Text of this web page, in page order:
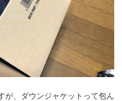
が、ダウンジャケットって包ん